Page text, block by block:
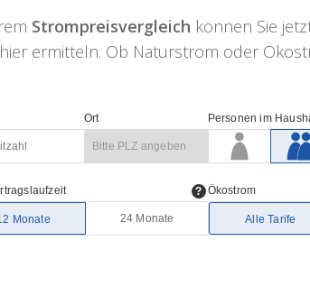
Strompreisvergleich können Sie
ermitteln. Ob Naturstrom oder